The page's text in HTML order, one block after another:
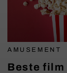
AMUSEMENT
Beste